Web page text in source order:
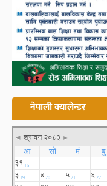
नेपाली क्यालेन्डर